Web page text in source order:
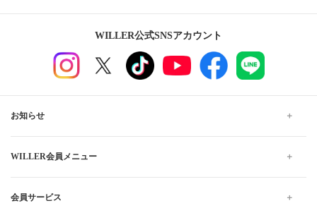
WILLER公式SNSアカウント
お知らせ
WILLER会員メニュー
会員サービス